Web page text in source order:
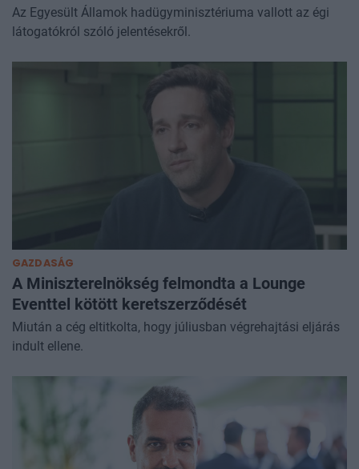
Az Egyesült Államok hadügyminisztériuma vallott az égi
látogatókról szóló jelentésekről.
GAZDASÁG
A Miniszterelnökség felmondta a Lounge
Eventtel kötött keretszerződését
Miután a cég eltitkolta, hogy júliusban végrehajtási eljárás
indult ellene.